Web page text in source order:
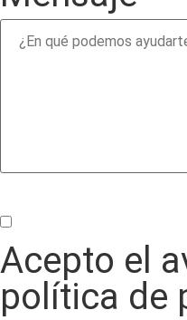
Acepto el
política de